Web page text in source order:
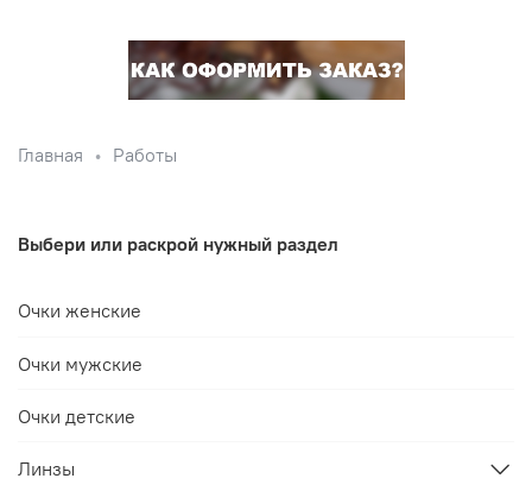
Главная Работы
Выбери или раскрой нужный раздел
Очки женские
Очки мужские
Очки детские
Линзы